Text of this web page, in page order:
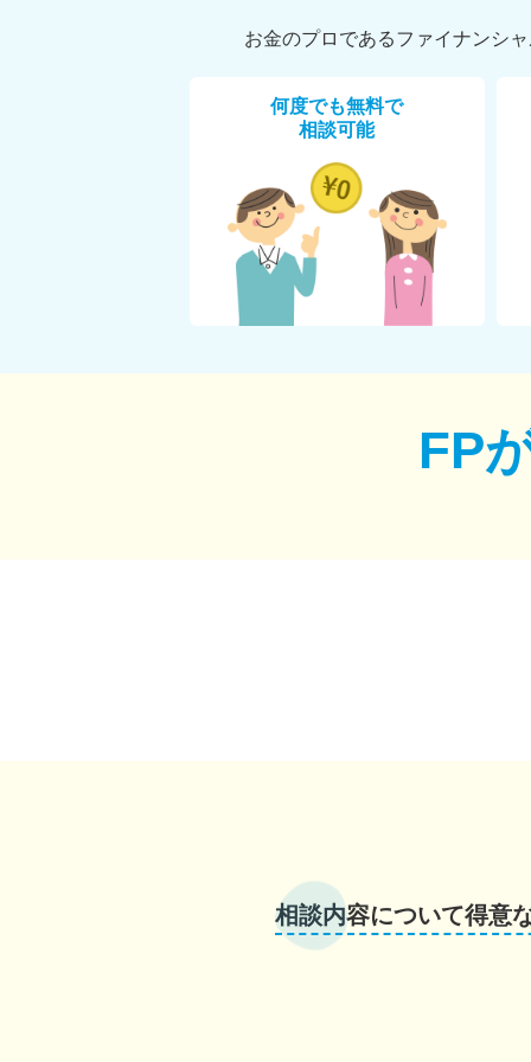
お金のプロであるファイナンシ
何度でも無料で
相談可能
FP
相談内容について得意